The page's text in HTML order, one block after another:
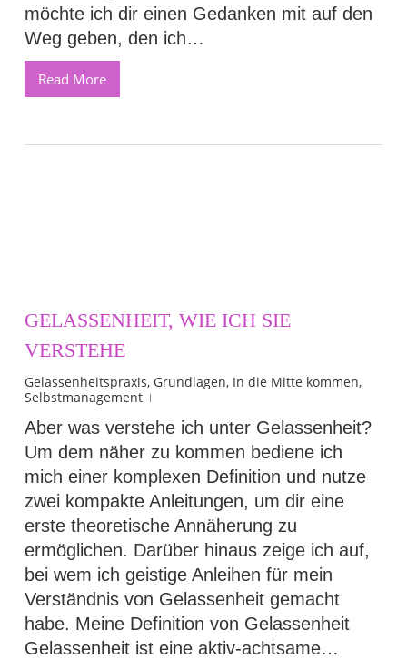
möchte ich dir einen Gedanken mit auf den
Weg geben, den ich…
Read More
GELASSENHEIT, WIE ICH SIE
VERSTEHE
Gelassenheitspraxis, Grundlagen, In die Mitte kommen,
Selbstmanagement
Aber was verstehe ich unter Gelassenheit?
Um dem näher zu kommen bediene ich
mich einer komplexen Definition und nutze
zwei kompakte Anleitungen, um dir eine
erste theoretische Annäherung zu
ermöglichen. Darüber hinaus zeige ich auf,
bei wem ich geistige Anleihen für mein
Verständnis von Gelassenheit gemacht
habe. Meine Definition von Gelassenheit
Gelassenheit ist eine aktiv-achtsame…